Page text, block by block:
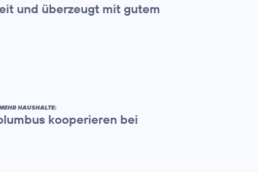
und überzeugt mit gutem
HAUSHALTE:
kooperieren bei